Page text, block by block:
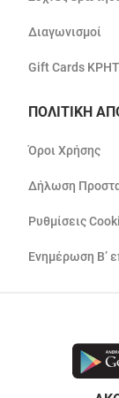
Διαγωνισμοί
Gift Cards
ΠΟΛΙΤΙΚΗ
Όροι Χρήσης
Δήλωση
Ρυθμίσεις
Ενημέρωση Β’